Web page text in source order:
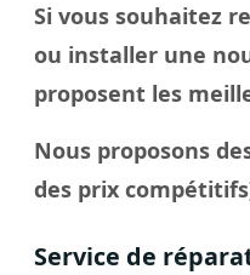
Si vous souhaitez
ou installer une
proposent les
Nous proposons
des prix
Service de